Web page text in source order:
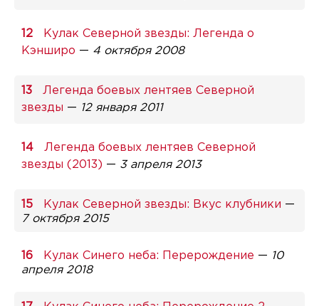
Кулак Северной звезды: Легенда о
Кэнширо — 4 октября 2008
Легенда боевых лентяев Северной
звезды — 12 января 2011
Легенда боевых лентяев Северной
звезды (2013) — 3 апреля 2013
Кулак Северной звезды: Вкус клубники —
7 октября 2015
Кулак Синего неба: Перерождение — 10
апреля 2018